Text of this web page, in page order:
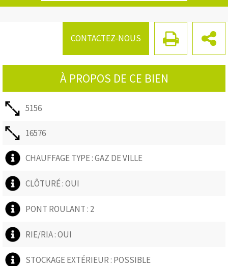
Les informations sur les risques auxquels ce bien est exposé sont
CONTACTEZ-NOUS
À PROPOS DE CE BIEN
5156
16576
CHAUFFAGE TYPE : GAZ DE VILLE
CLÔTURÉ : OUI
PONT ROULANT : 2
RIE/RIA : OUI
STOCKAGE EXTÉRIEUR : POSSIBLE